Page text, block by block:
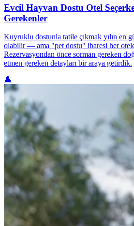
Evcil Hayvan Dostu Otel
Gerekenler
Kuyruklu dostunla tatile çıkmak yılın en
olabilir — ama "pet dostu" ibaresi her
Rezervasyondan önce sorman gereken
etmen gereken detayları bir araya getirdik.
👤